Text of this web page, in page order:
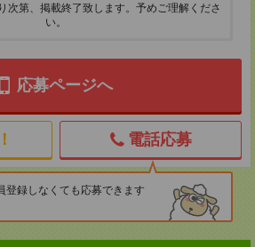
次第、掲載終了致します。予めご理解くださ
い。
応募ページへ
電話応募
登録しなくても応募できます